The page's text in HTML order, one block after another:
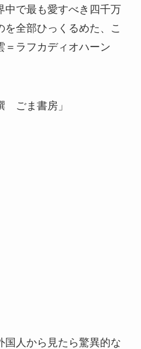
中で最も愛すべき四千万
全部ひっくるめた、こ
ラフカディオハーン
ごま書房」
国人から見たら驚異的な